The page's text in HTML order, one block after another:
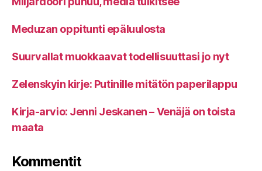
Meduzan oppitunti epäluulosta
Suurvallat muokkaavat todellisuuttasi jo nyt
Zelenskyin kirje: Putinille mitätön paperilappu
Kirja-arvio: Jenni Jeskanen – Venäjä on toista
maata
Kommentit